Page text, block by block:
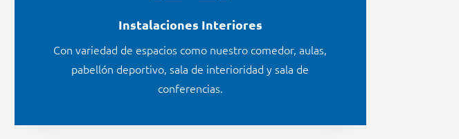
Instalaciones Interiores
Con variedad de espacios como nuestro comedor, aulas,
pabellón deportivo, sala de interioridad y sala de
conferencias.